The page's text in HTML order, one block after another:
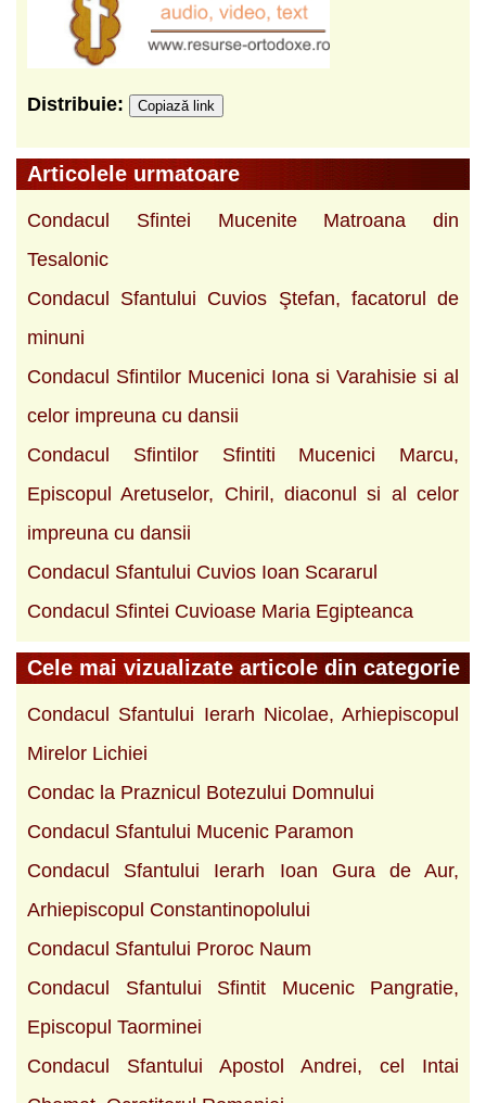
Distribuie: Copiază link
Articolele urmatoare
Condacul Sfintei Mucenite Matroana din
Tesalonic
Condacul Sfantului Cuvios Ştefan, facatorul de
minuni
Condacul Sfintilor Mucenici Iona si Varahisie si al
celor impreuna cu dansii
Condacul Sfintilor Sfintiti Mucenici Marcu,
Episcopul Aretuselor, Chiril, diaconul si al celor
impreuna cu dansii
Condacul Sfantului Cuvios Ioan Scararul
Condacul Sfintei Cuvioase Maria Egipteanca
Cele mai vizualizate articole din categorie
Condacul Sfantului Ierarh Nicolae, Arhiepiscopul
Mirelor Lichiei
Condac la Praznicul Botezului Domnului
Condacul Sfantului Mucenic Paramon
Condacul Sfantului Ierarh Ioan Gura de Aur,
Arhiepiscopul Constantinopolului
Condacul Sfantului Proroc Naum
Condacul Sfantului Sfintit Mucenic Pangratie,
Episcopul Taorminei
Condacul Sfantului Apostol Andrei, cel Intai